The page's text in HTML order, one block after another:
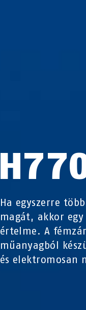
Ha egyszerre
magát, akkor
értelme. A
műanyagból
és elektromosan